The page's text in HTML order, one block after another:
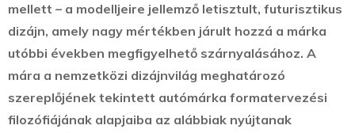
mellett – a modelljeire jellemző letisztult, futurisztikus
dizájn, amely nagy mértékben járult hozzá a márka
utóbbi években megfigyelhető szárnyalásához. A
mára a nemzetközi dizájnvilág meghatározó
szereplőjének tekintett autómárka formatervezési
filozófiájának alapjaiba az alábbiak nyújtanak